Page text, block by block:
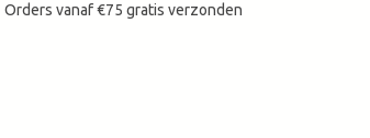
Orders vanaf €75 gratis verzonden